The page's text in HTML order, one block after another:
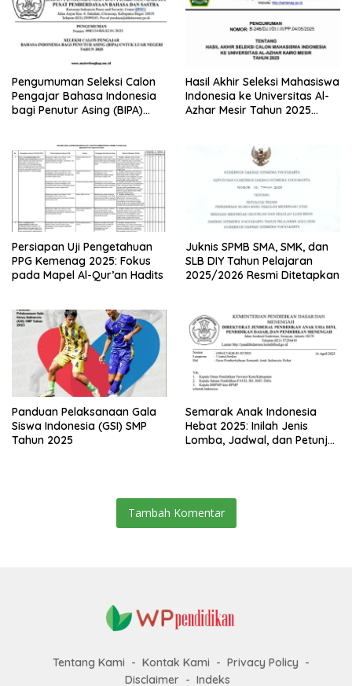
Pengumuman Seleksi Calon
Pengajar Bahasa Indonesia
bagi Penutur Asing (BIPA)
Hasil Akhir Seleksi Mahasiswa
Indonesia ke Universitas Al-
Azhar Mesir Tahun 2025
Persiapan Uji Pengetahuan
PPG Kemenag 2025: Fokus
pada Mapel Al-Qur’an Hadits
Juknis SPMB SMA, SMK, dan
SLB DIY Tahun Pelajaran
2025/2026 Resmi Ditetapkan
Panduan Pelaksanaan Gala
Siswa Indonesia (GSI) SMP
Tahun 2025
Semarak Anak Indonesia
Hebat 2025: Inilah Jenis
Lomba, Jadwal, dan Petunjuk
Tambah Komentar
Tentang Kami Kontak Kami
Privacy Policy
Disclaimer
Indeks